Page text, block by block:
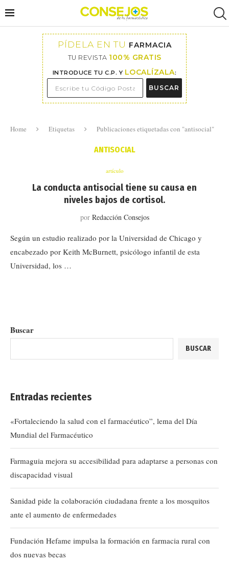
PÍDELA EN TU FARMACIA
TU REVISTA 100% GRATIS
INTRODUCE TU C.P. Y LOCALÍZALA:
BUSCAR
Home Etiquetas Publicaciones etiquetadas con "antisocial"
ANTISOCIAL
artículo
La conducta antisocial tiene su causa en
niveles bajos de cortisol.
por Redacción Consejos
Según un estudio realizado por la Universidad de Chicago y
encabezado por Keith McBurnett, psicólogo infantil de esta
Universidad, los …
Buscar
BUSCAR
Entradas recientes
«Fortaleciendo la salud con el farmacéutico”, lema del Día
Mundial del Farmacéutico
Farmaguia mejora su accesibilidad para adaptarse a personas con
discapacidad visual
Sanidad pide la colaboración ciudadana frente a los mosquitos
ante el aumento de enfermedades
Fundación Hefame impulsa la formación en farmacia rural con
dos nuevas becas